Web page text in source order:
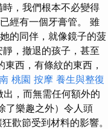
，我們根本不必變得
經有一個牙膏管。 雖
的同伴，就像鏡子的菠
，撤退的孩子，甚至
西，有條紋的東西，
桃園 按摩 養生與整復
，而無需任何額外的
了樂趣之外）令人頭
歡節受到材料的影響。